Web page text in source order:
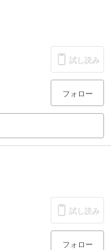
試し読み
フォロー
試し読み
フォロー